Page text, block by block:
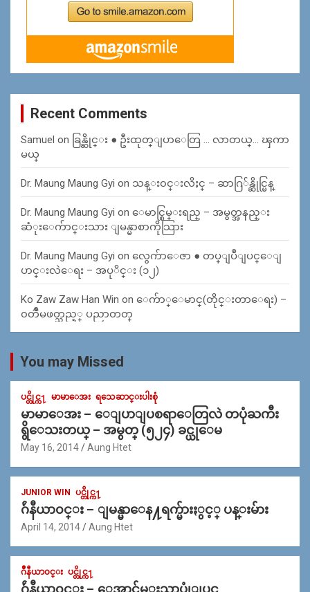
Recent Comments
Samuel on ခြန္ဆိုင္း ● ဦးထုတ္ျပာေတြ … လာတယ္… ၾကာ
မယ္
Dr. Maung Maung Gyi on သန္း၀င္းလိႈင္ – ဆာဂြ်န္ဆိုင္မြန္
Dr. Maung Maung Gyi on ေမာင္စြမ္းရည္ – အမွတ္အနည္း
ဆံုးေက်ာင္းသား ျမန္မာစာကိုသြား
Dr. Maung Maung Gyi on လွေက်ာေဇာ ● တပ္ျပဳျပင္ေျ
ပာင္းလဲေရး – အပုိင္း (၁၂)
Ko Zaw Zaw Han Win on ေက်ာ္ေမာင္(တိုင္းတာေရး) –
၀တၳဳမဖတ္သည့္ ပညာတတ္
You may Missed
ပင္တိုင္က႑ မာမာေအး ရသေဆာင္းပါးစုံ
မာမာေအး – ေျပာျပစရာေတြလဲ တပုံႀကီး
ရွိေသးတယ္ – အမွတ္ (၅၂၄) ခင္ယုေမ
May 16, 2014 Aung Htet
JUNIOR WIN ပင္တိုင္က႑
ဂ်ဴနီယာ၀င္း – ျမန္မာေန႔ရက္မ်ားႏွင့္ ပန္းမ်ား
April 14, 2014 Aung Htet
ဂ်ဳနီယာ၀င္း ပင္တိုင္က႑
ဂ်ဴနီယာ၀င္း – ေအာင္ခ်မ္းသာပုုံျပင္